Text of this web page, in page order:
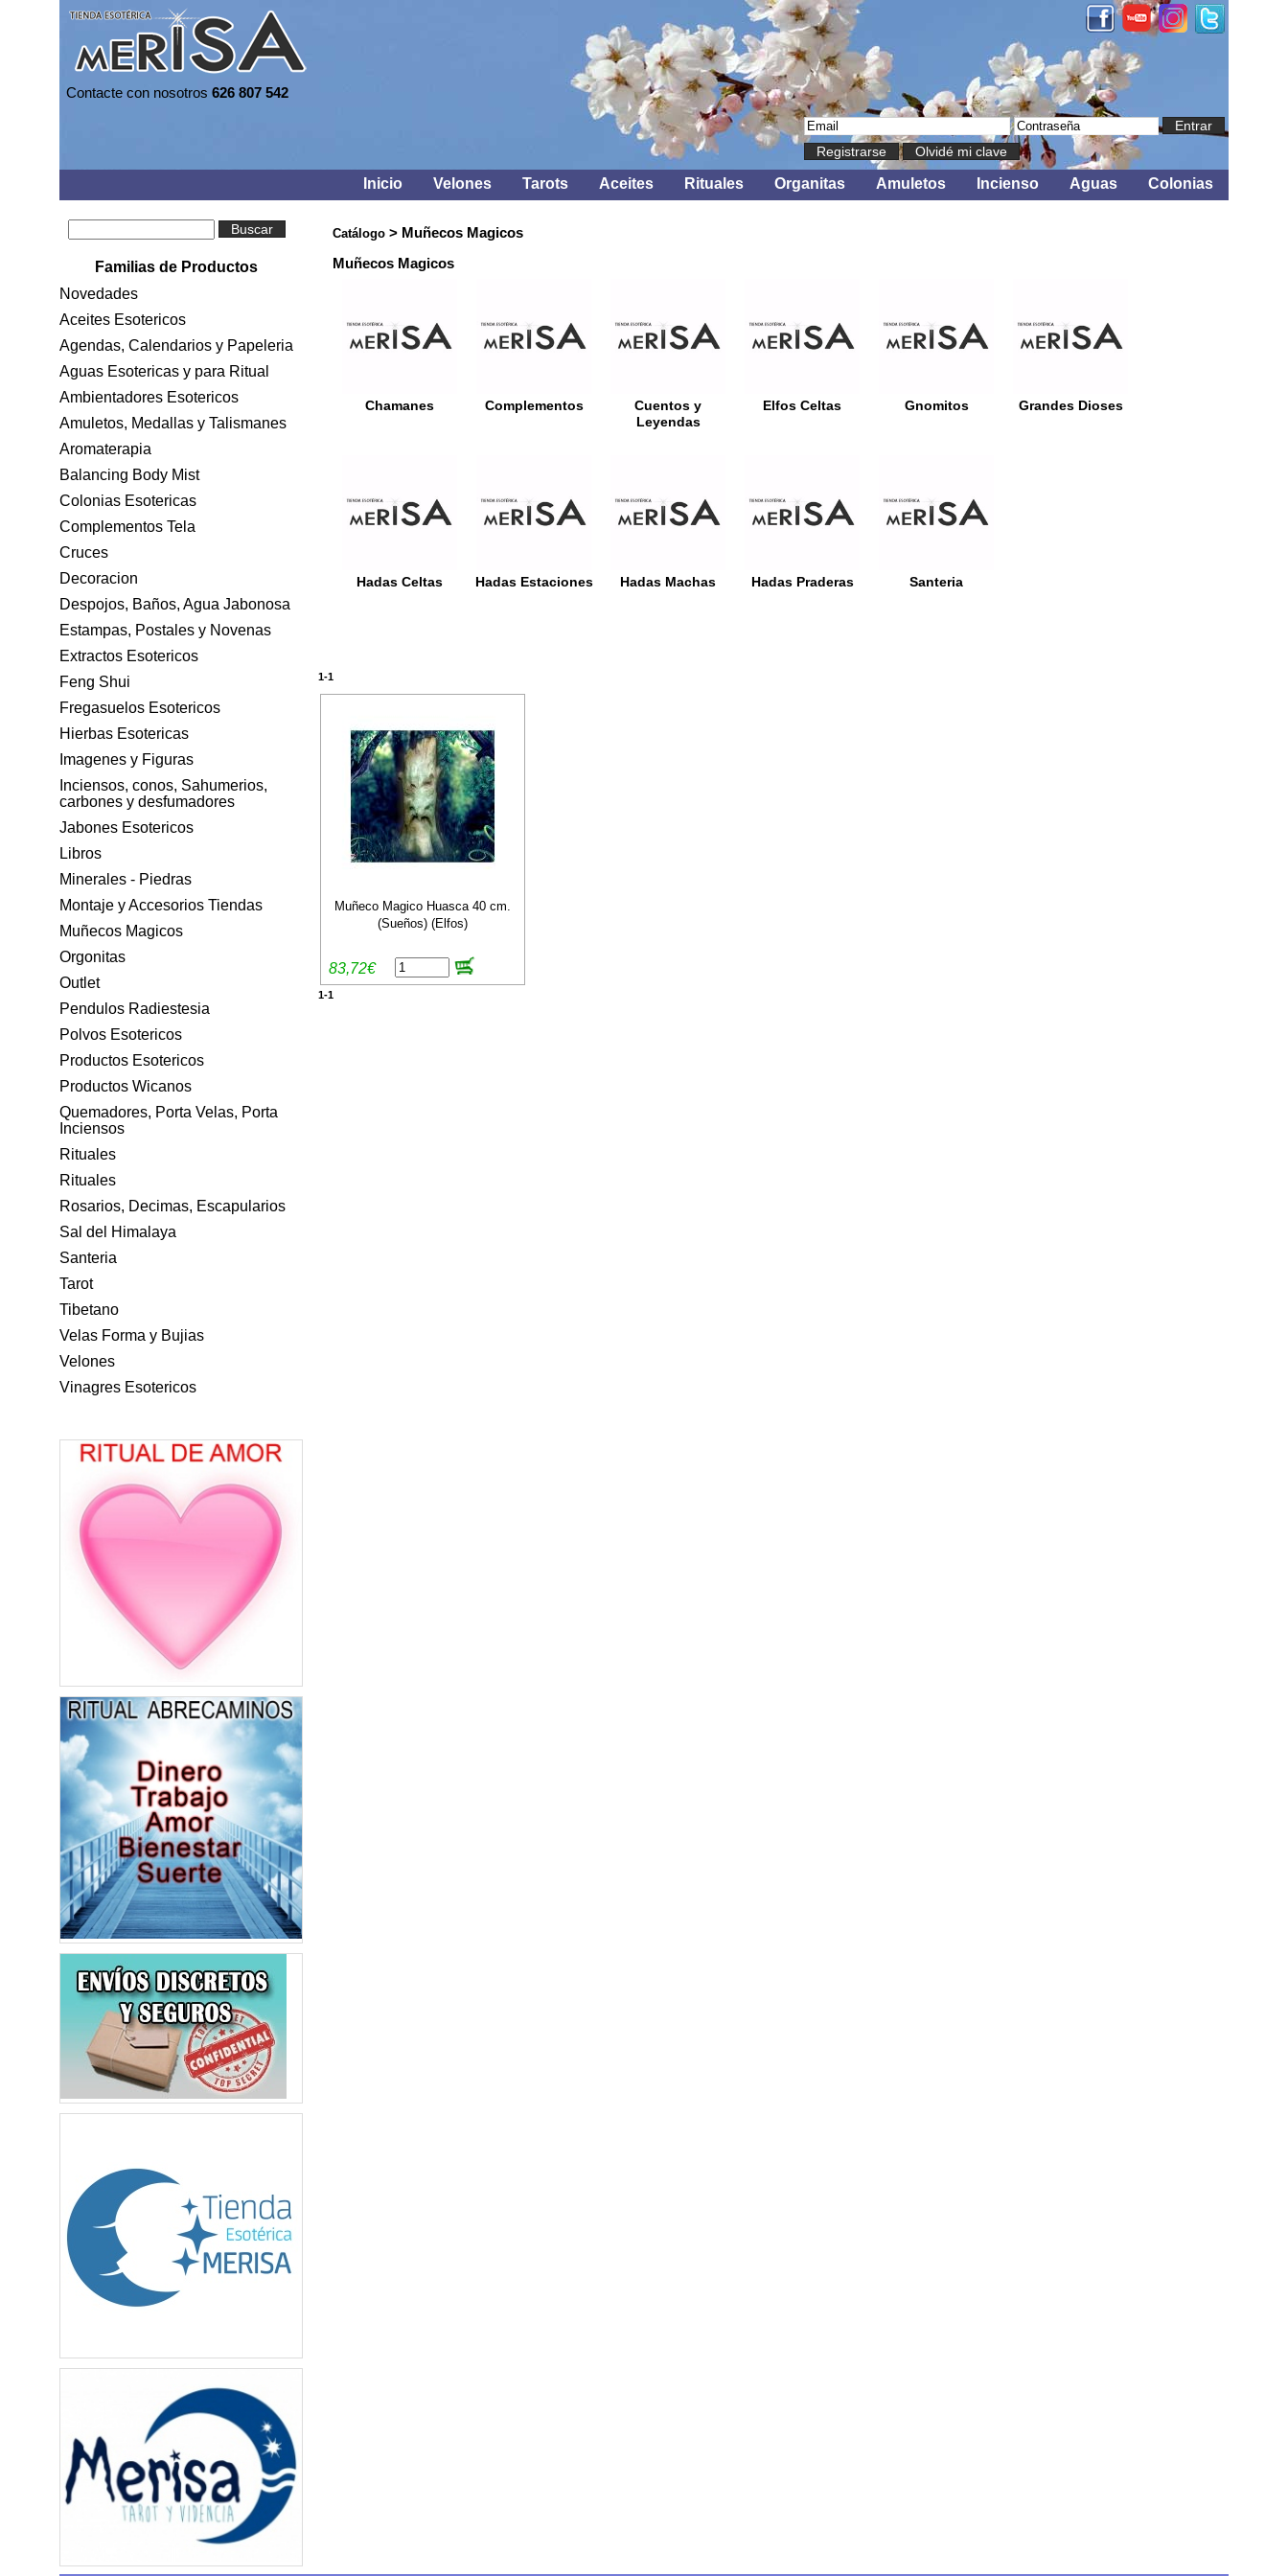
Contacte con nosotros 626 807 542
Entrar
Registrarse
Olvidé mi clave
Inicio Velones Tarots Aceites Rituales Organitas Amuletos Incienso Aguas Colonias
Buscar
Familias de Productos
Novedades
Aceites Esotericos
Agendas, Calendarios y Papeleria
Aguas Esotericas y para Ritual
Ambientadores Esotericos
Amuletos, Medallas y Talismanes
Aromaterapia
Balancing Body Mist
Colonias Esotericas
Complementos Tela
Cruces
Decoracion
Despojos, Baños, Agua Jabonosa
Estampas, Postales y Novenas
Extractos Esotericos
Feng Shui
Fregasuelos Esotericos
Hierbas Esotericas
Imagenes y Figuras
Inciensos, conos, Sahumerios,
carbones y desfumadores
Jabones Esotericos
Libros
Minerales - Piedras
Montaje y Accesorios Tiendas
Muñecos Magicos
Orgonitas
Outlet
Pendulos Radiestesia
Polvos Esotericos
Productos Esotericos
Productos Wicanos
Quemadores, Porta Velas, Porta
Inciensos
Rituales
Rituales
Rosarios, Decimas, Escapularios
Sal del Himalaya
Santeria
Tarot
Tibetano
Velas Forma y Bujias
Velones
Vinagres Esotericos
Catálogo > Muñecos Magicos
Muñecos Magicos
Chamanes Complementos
Cuentos y
Leyendas
Elfos Celtas Gnomitos Grandes Dioses
Hadas Celtas Hadas Estaciones Hadas Machas Hadas Praderas Santeria
1-1
Muñeco Magico Huasca 40 cm.
(Sueños) (Elfos)
83,72€
1-1